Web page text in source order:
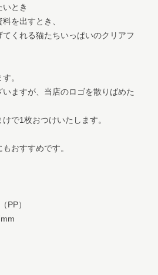
とき
を出すとき、
くれる猫たちいっぱいのクリアフ
。
ますが、当店のロゴを散りばめた
で1枚おつけいたします。
おすすめです。
PP）